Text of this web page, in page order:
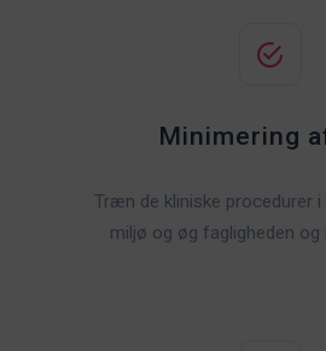
Minimering
Træn de kliniske procedurer
miljø og øg fagligheden og